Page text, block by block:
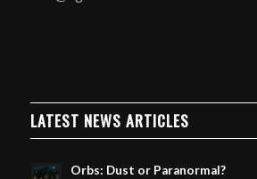
LATEST NEWS ARTICLES
Orbs: Dust or Paranormal?